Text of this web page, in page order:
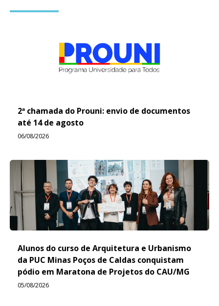
2ª chamada do Prouni: envio de documentos
até 14 de agosto
06/08/2026
Alunos do curso de Arquitetura e Urbanismo
da PUC Minas Poços de Caldas conquistam
pódio em Maratona de Projetos do CAU/MG
05/08/2026